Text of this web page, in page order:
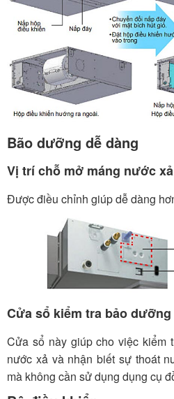
Bão dưỡng dễ dàng
Vị trí chỗ mở máng nước xả
Được điều chỉnh giúp dễ dàng
Cửa sổ kiểm tra bảo
Cửa sổ này giúp cho việc kiểm
nước xả và nhận biết sự thoát
mà không cần sử dụng dụng cụ